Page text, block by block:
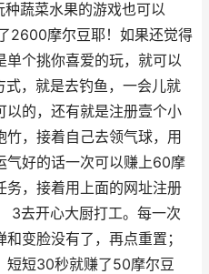
蔬菜水果的游戏也可以
2600摩尔豆耶！如果还觉得
单个挑你喜爱的玩，就可以
，就是去钓鱼，一会儿就
以的，还有就是注册壹个小
，接着自己去领气球，用
气好的话一次可以赚上60摩
务，接着用上面的网址注册
3去开心大厨打工。每一次
变脸没有了，再点重置；
短短30秒就赚了50摩尔豆